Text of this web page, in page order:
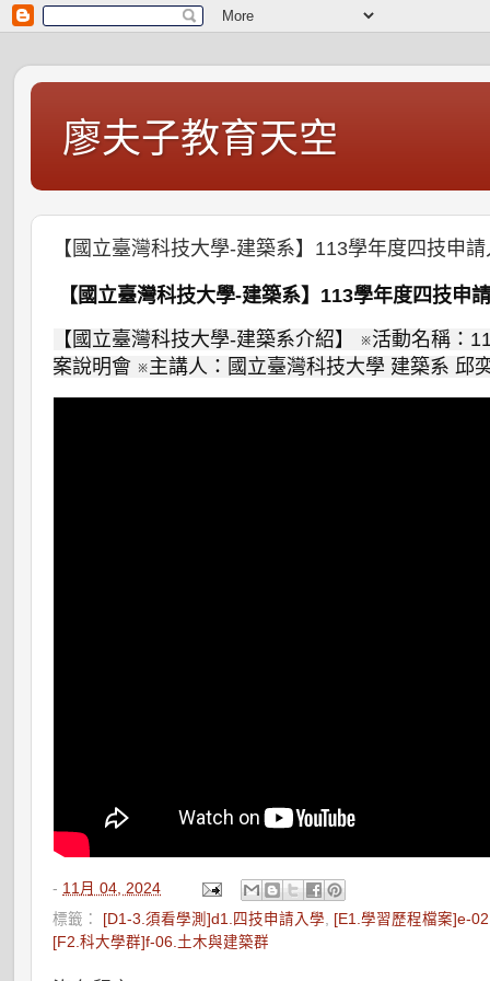
廖夫子教育天空
【國立臺灣科技大學-建築系】113學年度四技申
【國立臺灣科技大學-建築系】113學年度四技申
【國立臺灣科技大學-建築系介紹】 ※活動名稱：
案說明會 ※主講人：國立臺灣科技大學 建築系 邱
- 11月 04, 2024
標籤： [D1-3.須看學測]d1.四技申請入學, [E1.學習歷程檔案]e-
[F2.科大學群]f-06.土木與建築群